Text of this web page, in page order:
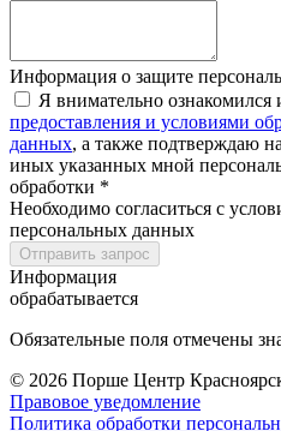
Информация о защите
Я внимательно ознакомился
предоставления и условиями
данных, а также подтверждаю
иных указанных мной
обработки *
Необходимо согласиться с
персональных данных
Отправить запрос
Информация
обрабатывается
Обязательные поля отмечены
© 2026 Порше Центр
Правовое уведомление
Политика обработки